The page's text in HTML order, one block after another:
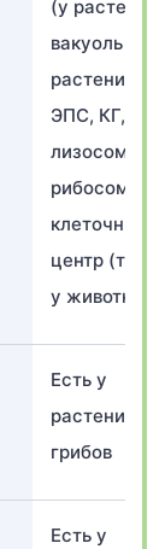
(у
вакуоль (у
растений),
ЭПС, КГ,
лизосомы,
рибосомы,
клеточный
центр
у животных)
Есть у
растений и
грибов
Есть у